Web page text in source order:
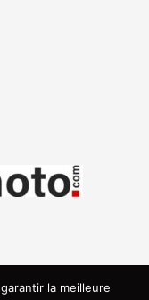
la meilleure